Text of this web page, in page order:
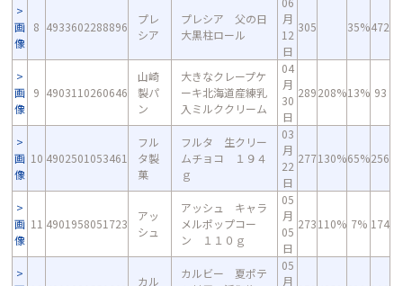
画
像
8 4933602288896
プレ
シア
プレシア 父の日
大黒柱ロール
月
12
日
305 35%472
画
像
9 4903110260646
山崎
製パ
ン
大きなクレープケ
ーキ北海道産練乳
入ミルククリーム
04
月
30
日
289208%13% 93
画
像
10 4902501053461
フル
タ製
菓
フルタ 生クリー
ムチョコ １９４
ｇ
03
月
22
日
277130%65%256
画
像
11 4901958051723
アッ
シュ
アッシュ キャラ
メルポップコー
ン １１０ｇ
05
月
05
日
273110% 7% 174
カル
カルビー 夏ポテ
05
月